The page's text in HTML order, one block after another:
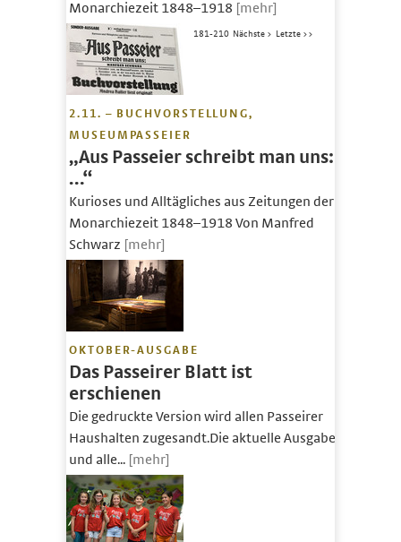
Monarchiezeit 1848–1918 [mehr]
2.11. – BUCHVORSTELLUNG,
MUSEUMPASSEIER
„Aus Passeier schreibt man uns:
…“
Kurioses und Alltägliches aus Zeitungen der
Monarchiezeit 1848–1918 Von Manfred
Schwarz [mehr]
OKTOBER-AUSGABE
Das Passeirer Blatt ist
erschienen
Die gedruckte Version wird allen Passeirer
Haushalten zugesandt.Die aktuelle Ausgabe
und alle... [mehr]
181-210 Nächste > Letzte >>